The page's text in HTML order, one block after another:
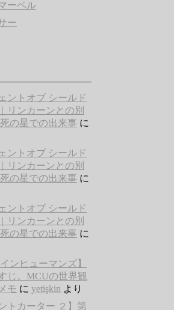
ーベル
ー
ントオブ シールド
リンカーンとの別
の星での出来事 に
ントオブ シールド
リンカーンとの別
の星での出来事 に
ントオブ シールド
リンカーンとの別
の星での出来事 に
ンヒューマンズ】
じ。MCUの世界観
モ に yetişkin より
トカーター ２】第